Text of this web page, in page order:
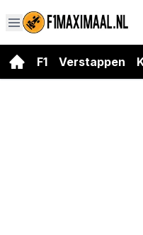
F1 Verstappen